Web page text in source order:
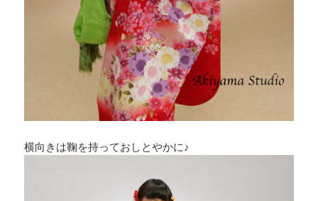
横向きは鞠を持っておしとやかに♪